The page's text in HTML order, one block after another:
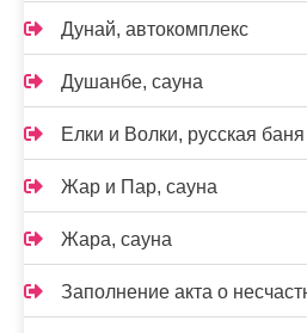
Дунай, автокомплекс
Душанбе, сауна
Елки и Волки, русская
Жар и Пар, сауна
Жара, сауна
Заполнение акта о